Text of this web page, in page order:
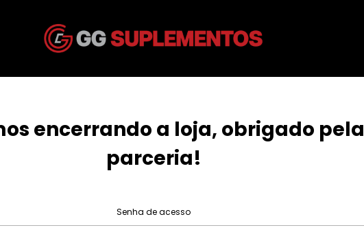
encerrando a loja, obrigado pela
parceria!
Senha de acesso